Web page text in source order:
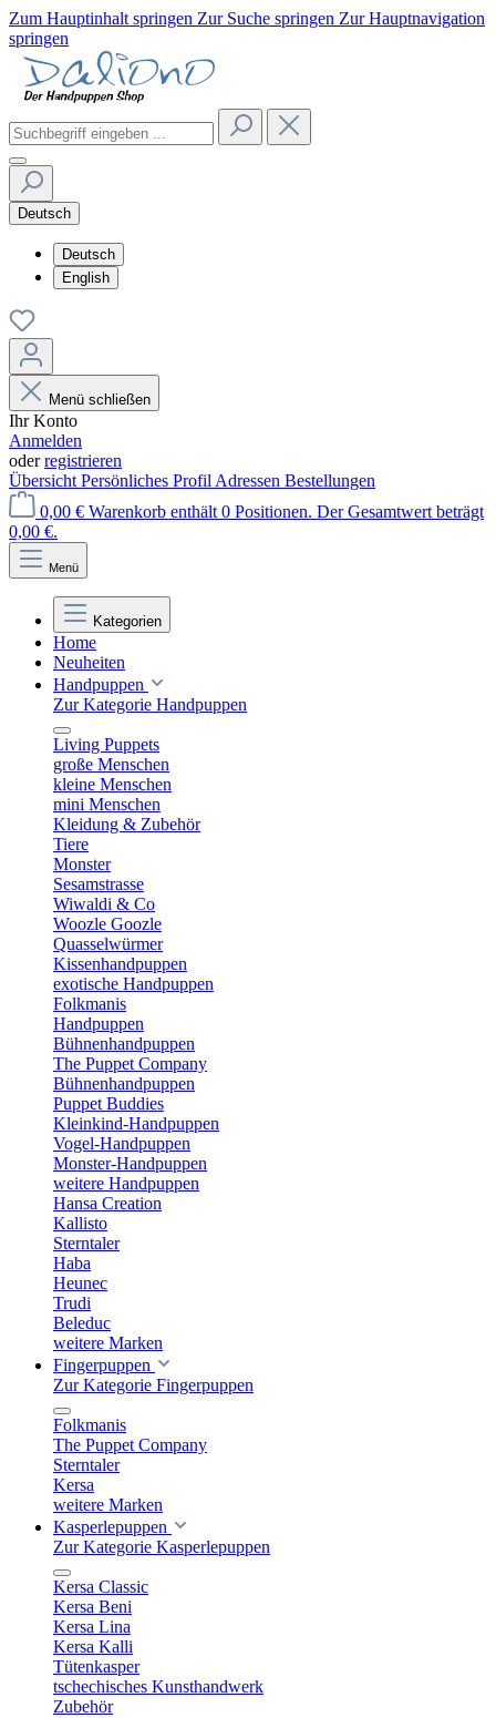
Zum Hauptinhalt springen Zur Suche springen Zur Hauptnavigation
springen
Deutsch
Deutsch
English
Menü schließen
Ihr Konto
Anmelden
oderregistrieren
Übersicht Persönliches Profil Adressen Bestellungen
0,00 € Warenkorb enthält 0 Positionen. Der Gesamtwert beträgt
0,00 €.
Menü
Kategorien
Home
Neuheiten
Handpuppen
Zur Kategorie Handpuppen
Living Puppets
große Menschen
kleine Menschen
mini Menschen
Kleidung & Zubehör
Tiere
Monster
Sesamstrasse
Wiwaldi & Co
Woozle Goozle
Quasselwürmer
Kissenhandpuppen
exotische Handpuppen
Folkmanis
Handpuppen
Bühnenhandpuppen
The Puppet Company
Bühnenhandpuppen
Puppet Buddies
Kleinkind-Handpuppen
Vogel-Handpuppen
Monster-Handpuppen
weitere Handpuppen
Hansa Creation
Kallisto
Sterntaler
Haba
Heunec
Trudi
Beleduc
weitere Marken
Fingerpuppen
Zur Kategorie Fingerpuppen
Folkmanis
The Puppet Company
Sterntaler
Kersa
weitere Marken
Kasperlepuppen
Zur Kategorie Kasperlepuppen
Kersa Classic
Kersa Beni
Kersa Lina
Kersa Kalli
Tütenkasper
tschechisches Kunsthandwerk
Zubehör